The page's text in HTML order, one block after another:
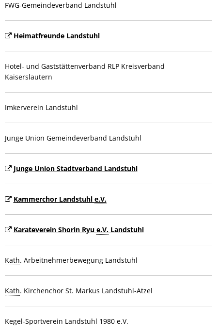
FWG-Gemeindeverband Landstuhl
Heimatfreunde Landstuhl
Hotel- und Gaststättenverband RLP Kreisverband
Kaiserslautern
Imkerverein Landstuhl
Junge Union Gemeindeverband Landstuhl
Junge Union Stadtverband Landstuhl
Kammerchor Landstuhl e.V.
Karateverein Shorin Ryu e.V.Landstuhl
Kath. Arbeitnehmerbewegung Landstuhl
Kath. Kirchenchor St. Markus Landstuhl-Atzel
Kegel-Sportverein Landstuhl 1980 e.V.